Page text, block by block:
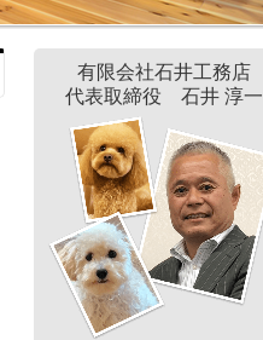
有限会社石井工務店
代表取締役 石井 淳一